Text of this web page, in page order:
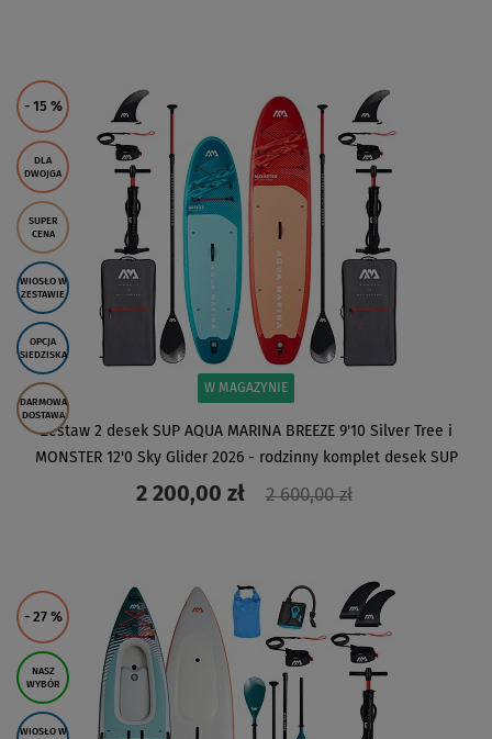
- 15 %
DLA
DWOJGA
SUPER
CENA
WIOSŁO W
ZESTAWIE
OPCJA
SIEDZISKA
DARMOWA
DOSTAWA
W MAGAZYNIE
Zestaw 2 desek SUP AQUA MARINA BREEZE 9'10 Silver Tree i
MONSTER 12'0 Sky Glider 2026 - rodzinny komplet desek SUP
2 200,00 zł 2 600,00 zł
ZOBACZ
- 27 %
NASZ
WYBÓR
WIOSŁO W